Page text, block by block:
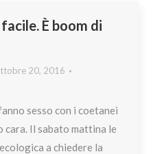
È boom di
20, 2016
sesso con i coetanei
cara. Il sabato mattina le
a chiedere la